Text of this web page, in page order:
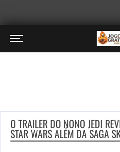
O TRAILER DO NONO JEDI
STAR WARS ALÉM DA SAGA